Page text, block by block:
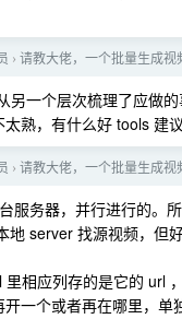
› 请教大佬，一个批量生成
另一个层次梳理了应做
熟，有什么好 tools 建
› 请教大佬，一个批量生成
服务器，并行进行的。
地 server 找源视频，但
相应列存的是它的 url
一个或者再在哪里，